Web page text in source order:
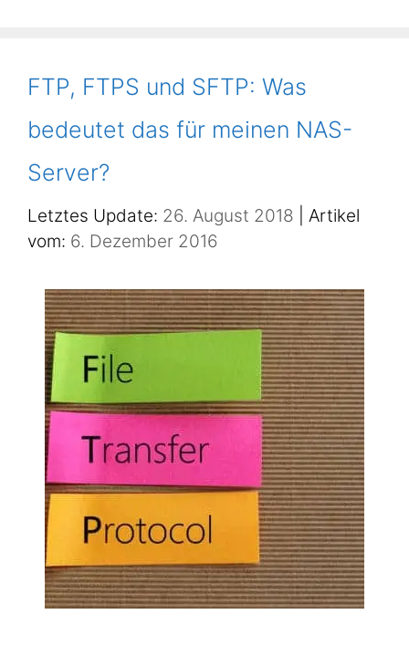
FTP, FTPS und SFTP: Was
bedeutet das für meinen NAS-
Server?
26. August 2018
6. Dezember 2016